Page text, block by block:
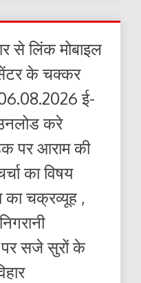
से लिंक मोबाइल
के चक्कर
ई-
करे
पर आराम की
का विषय
का चक्रव्यूह ,
पर सजे सुरों के